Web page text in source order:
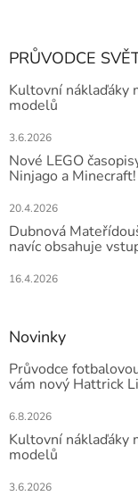
PRŮVODCE
Kultovní náklaďáky
modelů
3.6.2026
Nové LEGO
Ninjago a Minecraft!
20.4.2026
Dubnová
navíc obsahuje
16.4.2026
Novinky
Průvodce
vám nový Hattrick
6.8.2026
Kultovní náklaďáky
modelů
3.6.2026